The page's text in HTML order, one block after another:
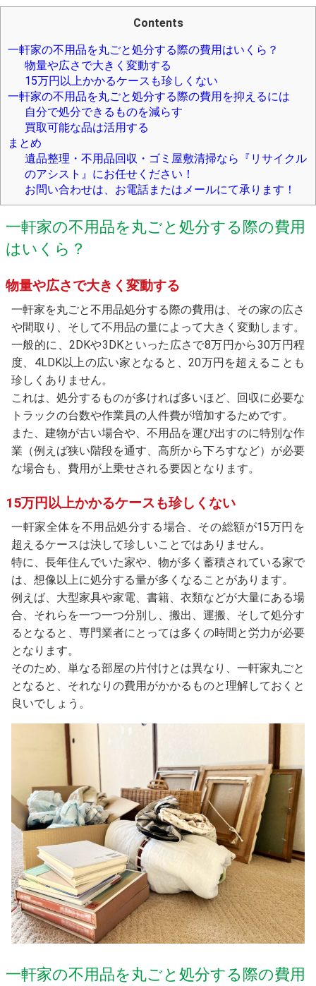
Contents
一軒家の不用品を丸ごと処分する際の費用はいくら？
物量や広さで大きく変動する
15万円以上かかるケースも珍しくない
一軒家の不用品を丸ごと処分する際の費用を抑えるには
自分で処分できるものを減らす
買取可能な品は活用する
まとめ
遺品整理・不用品回収・ゴミ屋敷清掃なら『リサイクル
のアシスト』にお任せください！
お問い合わせは、お電話またはメールにて承ります！
一軒家の不用品を丸ごと処分する際の費用
はいくら？
物量や広さで大きく変動する
一軒家を丸ごと不用品処分する際の費用は、その家の広さ
や間取り、そして不用品の量によって大きく変動します。
一般的に、2DKや3DKといった広さで8万円から30万円程
度、4LDK以上の広い家となると、20万円を超えることも
珍しくありません。
これは、処分するものが多ければ多いほど、回収に必要な
トラックの台数や作業員の人件費が増加するためです。
また、建物が古い場合や、不用品を運び出すのに特別な作
業（例えば狭い階段を通す、高所から下ろすなど）が必要
な場合も、費用が上乗せされる要因となります。
15万円以上かかるケースも珍しくない
一軒家全体を不用品処分する場合、その総額が15万円を
超えるケースは決して珍しいことではありません。
特に、長年住んでいた家や、物が多く蓄積されている家で
は、想像以上に処分する量が多くなることがあります。
例えば、大型家具や家電、書籍、衣類などが大量にある場
合、それらを一つ一つ分別し、搬出、運搬、そして処分す
るとなると、専門業者にとっては多くの時間と労力が必要
となります。
そのため、単なる部屋の片付けとは異なり、一軒家丸ごと
となると、それなりの費用がかかるものと理解しておくと
良いでしょう。
一軒家の不用品を丸ごと処分する際の費用